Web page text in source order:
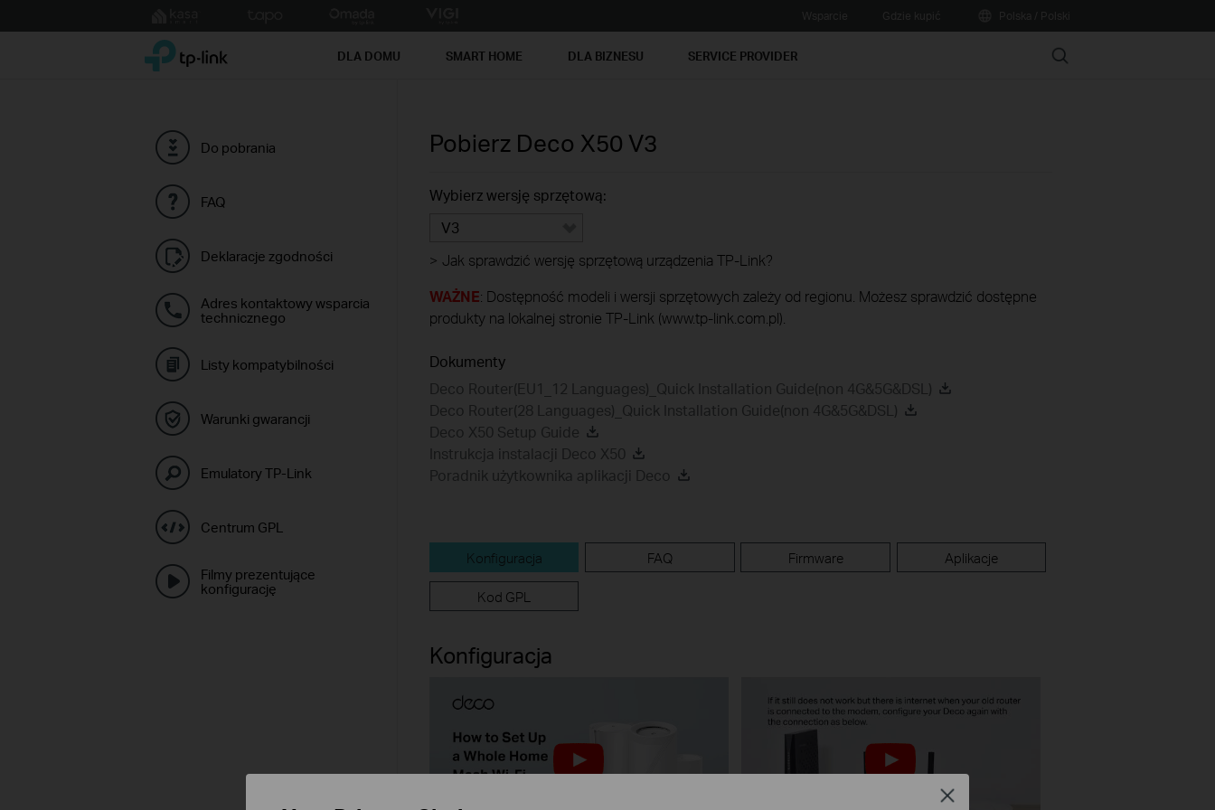
to
TP-Link, Reliably Smart DLA DOMU SMART HOME DLA BIZNESU SERVICE PROVIDER Search
Do pobrania
FAQ
Deklaracje zgodności
Adres kontaktowy wsparcia
technicznego
Listy kompatybilności
Warunki gwarancji
Emulatory TP-Link
Centrum GPL
Filmy prezentujące
konfigurację
Pobierz Deco X50 V3
Wybierz wersję sprzętową:
V3
> Jak sprawdzić wersję sprzętową urządzenia TP-Link?
WAŻNE: Dostępność modeli i wersji sprzętowych zależy od regionu. Możesz sprawdzić dostępne
produkty na lokalnej stronie TP-Link (www.tp-link.com.pl).
Dokumenty
Deco Router(EU1_12 Languages)_Quick Installation Guide(non 4G&5G&DSL)
Deco Router(28 Languages)_Quick Installation Guide(non 4G&5G&DSL)
Deco X50 Setup Guide
Instrukcja instalacji Deco X50
Poradnik użytkownika aplikacji Deco
Konfiguracja FAQ Firmware Aplikacje
Kod GPL
Konfiguracja
Close